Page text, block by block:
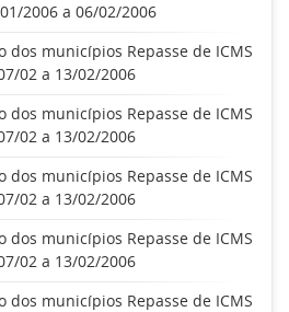
2006 a 06/02/2006
dos municípios Repasse de ICMS
02 a 13/02/2006
dos municípios Repasse de ICMS
02 a 13/02/2006
dos municípios Repasse de ICMS
02 a 13/02/2006
dos municípios Repasse de ICMS
02 a 13/02/2006
dos municípios Repasse de ICMS